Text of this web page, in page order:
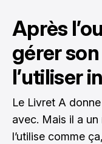
Après
gérer
l’utiliser
Le Livret A
avec. Mais il a
l’utilise comme